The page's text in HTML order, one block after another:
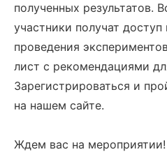
полученных результатов.
участники получат доступ
проведения
лист с рекомендациями
Зарегистрироваться и
на нашем сайте.
Ждем вас на мероприятии!